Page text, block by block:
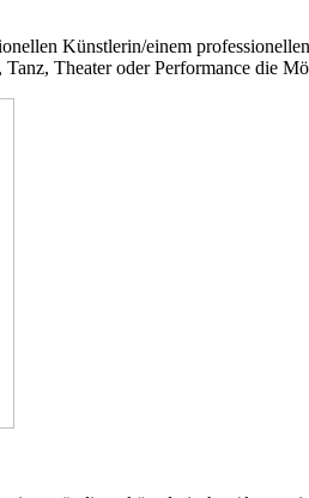
Künstlerin/einem
Theater oder Performance die